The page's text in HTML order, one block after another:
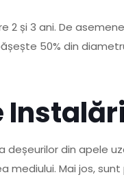
și 3 ani. De
50% din
din apele
Mai jos,